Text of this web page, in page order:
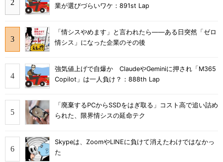
業が選びづらいワケ：891st Lap
「情シスやめます」と言われたら――ある日突然「ゼロ
情シス」になった企業のその後
強気値上げで自爆か ClaudeやGeminiに押され「M365
Copilot」は一人負け？：888th Lap
「廃棄するPCからSSDをはぎ取る」コスト高で追い詰め
られた、限界情シスの延命テク
Skypeは、ZoomやLINEに負けて消えたわけではなかっ
た